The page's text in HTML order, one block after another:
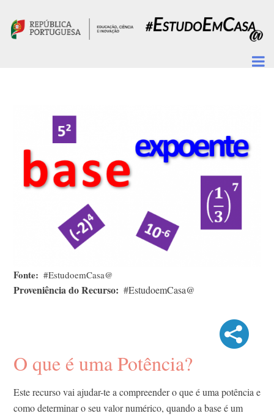
Fonte #EstudoemCasa@
Proveniência do Recurso #EstudoemCasa@
O que é uma Potência?
Este recurso vai ajudar-te a compreender o que é uma potência e
como determinar o seu valor numérico, quando a base é um